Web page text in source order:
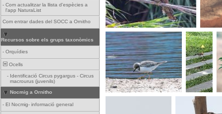
- Com actualitzar la llista d'espècies a
l'app NaturaList
Com entrar dades del SOCC a Ornitho
Recursos sobre els grups taxonòmics
- Orquídies
Ocells
- Identificació Circus pygargus - Circus
macrourus (juvenils)
Nocmig a Ornitho
- El Nocmig- informació general